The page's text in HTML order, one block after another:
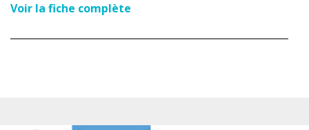
Voir la fiche complète